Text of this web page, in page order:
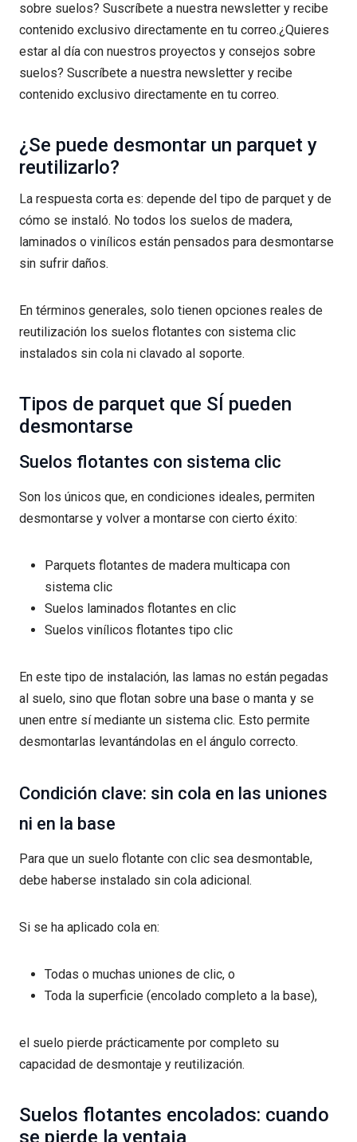
sobre suelos? Suscríbete a nuestra newsletter y recibe
contenido exclusivo directamente en tu correo.¿Quieres
estar al día con nuestros proyectos y consejos sobre
suelos? Suscríbete a nuestra newsletter y recibe
contenido exclusivo directamente en tu correo.
¿Se puede desmontar un parquet y
reutilizarlo?
La respuesta corta es: depende del tipo de parquet y de
cómo se instaló. No todos los suelos de madera,
laminados o vinílicos están pensados para desmontarse
sin sufrir daños.
En términos generales, solo tienen opciones reales de
reutilización los suelos flotantes con sistema clic
instalados sin cola ni clavado al soporte.
Tipos de parquet que SÍ pueden
desmontarse
Suelos flotantes con sistema clic
Son los únicos que, en condiciones ideales, permiten
desmontarse y volver a montarse con cierto éxito:
Parquets flotantes de madera multicapa con
sistema clic
Suelos laminados flotantes en clic
Suelos vinílicos flotantes tipo clic
En este tipo de instalación, las lamas no están pegadas
al suelo, sino que flotan sobre una base o manta y se
unen entre sí mediante un sistema clic. Esto permite
desmontarlas levantándolas en el ángulo correcto.
Condición clave: sin cola en las uniones
ni en la base
Para que un suelo flotante con clic sea desmontable,
debe haberse instalado sin cola adicional.
Si se ha aplicado cola en:
Todas o muchas uniones de clic, o
Toda la superficie (encolado completo a la base),
el suelo pierde prácticamente por completo su
capacidad de desmontaje y reutilización.
Suelos flotantes encolados: cuando